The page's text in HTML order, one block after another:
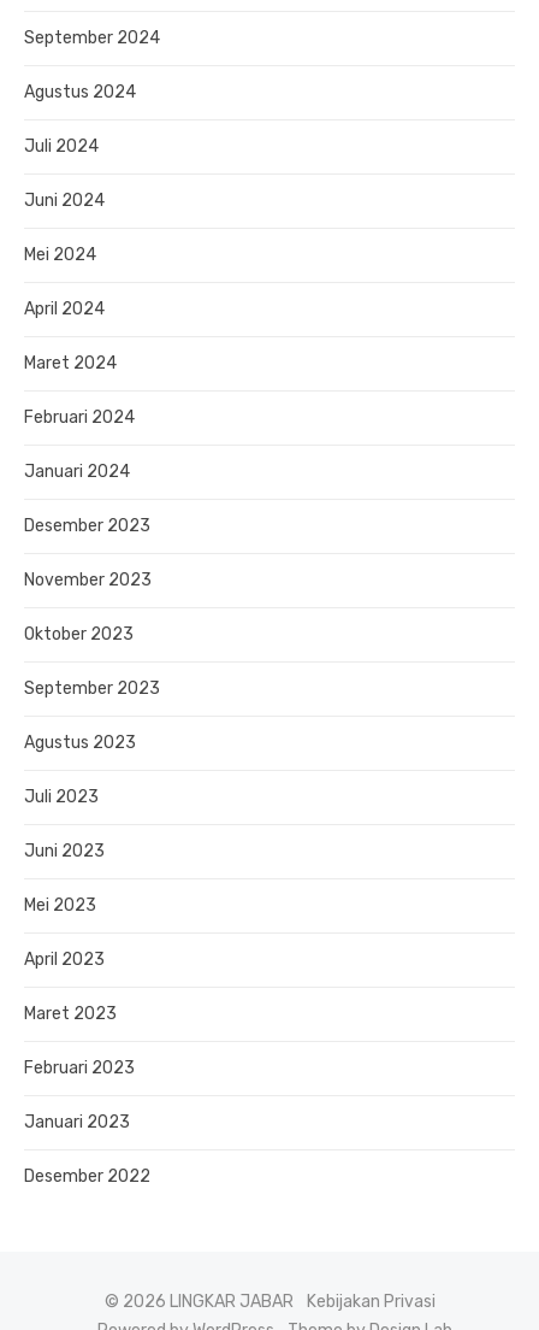
September 2024
Agustus 2024
Juli 2024
Juni 2024
Mei 2024
April 2024
Maret 2024
Februari 2024
Januari 2024
Desember 2023
November 2023
Oktober 2023
September 2023
Agustus 2023
Juli 2023
Juni 2023
Mei 2023
April 2023
Maret 2023
Februari 2023
Januari 2023
Desember 2022
© 2026 LINGKAR JABAR
Kebijakan Privasi